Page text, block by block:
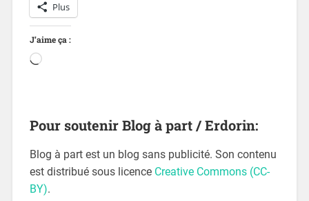
Plus
J’aime ça :
Pour soutenir Blog à part / Erdorin:
Blog à part est un blog sans publicité. Son contenu
est distribué sous licence Creative Commons (CC-
BY).